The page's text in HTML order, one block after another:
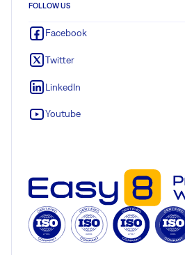
FOLLOW US
Facebook
Twitter
LinkedIn
Youtube